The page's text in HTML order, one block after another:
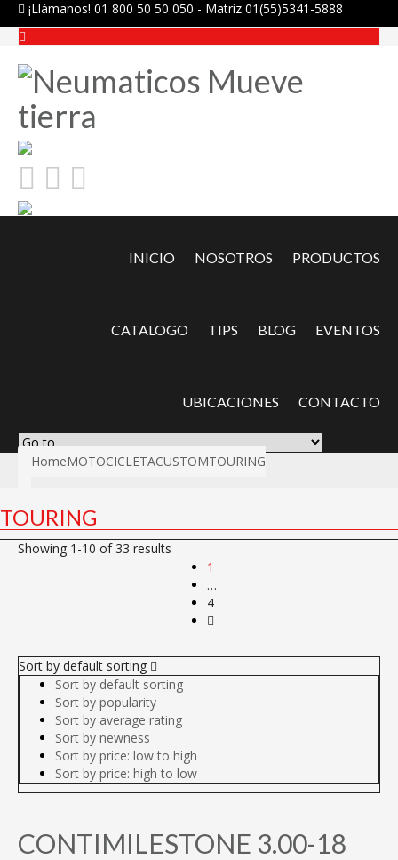
¡Llámanos! 01 800 50 50 050 - Matriz 01(55)5341-5888
INICIO NOSOTROS PRODUCTOS
CATALOGO TIPS BLOG EVENTOS
UBICACIONES CONTACTO
HomeMOTOCICLETACUSTOMTOURING
TOURING
Showing 1-10 of 33 results
1
…
4
Sort by default sorting
Sort by default sorting
Sort by popularity
Sort by average rating
Sort by newness
Sort by price: low to high
Sort by price: high to low
CONTIMILESTONE 3.00-18